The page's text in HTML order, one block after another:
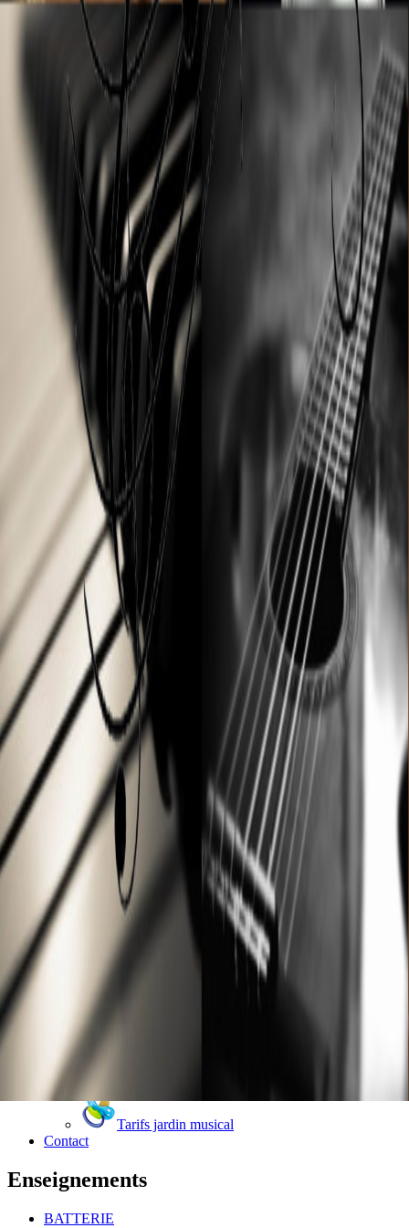
Tarifs Guitare / Basse
Tarifs Piano / Clavier
Tarifs Initiation Piano
Tarifs Batterie
Tarifs Chant
Tarifs jardin musical
Contact
Enseignements
BATTERIE